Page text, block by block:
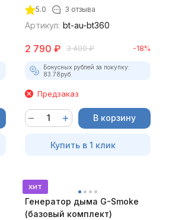
5.0 3 отзыва
Артикул: bt-au-bt360
2 790 ₽ 3 400 ₽ -18%
Бонусных рублей за покупку:
83.78руб.
Предзаказ
В корзину
Купить в 1 клик
хит
Генератор дыма G-Smoke
(базовый комплект)